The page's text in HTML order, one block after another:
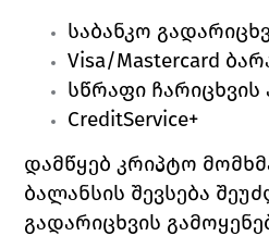
საბანკო
Visa/Mastercard
სწრაფი ჩარიცხვის
CreditService+
დამწყებ კრიპტო
ბალანსის შევსება
გადარიცხვის